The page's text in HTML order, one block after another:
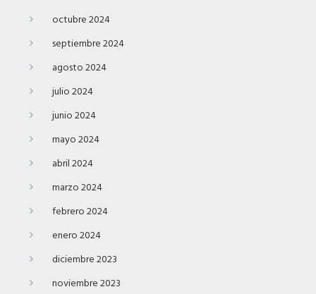
octubre 2024
septiembre 2024
agosto 2024
julio 2024
junio 2024
mayo 2024
abril 2024
marzo 2024
febrero 2024
enero 2024
diciembre 2023
noviembre 2023